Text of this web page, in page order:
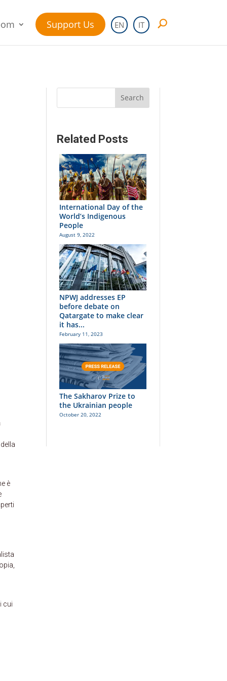
Support Us EN IT
è
cui
Search
Related Posts
International Day of the
World’s Indigenous
People
August 9, 2022
NPWJ addresses EP
before debate on
Qatargate to make clear
it has...
February 11, 2023
The Sakharov Prize to
the Ukrainian people
October 20, 2022